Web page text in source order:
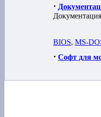
·
BIOS, MS-
· Софт для